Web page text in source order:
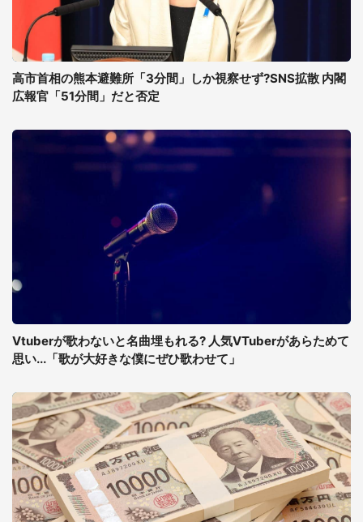
高市首相の熊本避難所「3分間」しか視察せず?SNS拡散 内閣
広報官「51分間」だと否定
Vtuberが歌わないと名曲埋もれる? 人気VTuberがあらためて
思い...「歌が大好きな僕にぜひ歌わせて」